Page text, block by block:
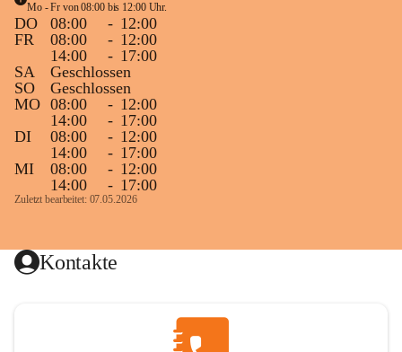
Mo - Fr von 08:00 bis 12:00 Uhr.
DO 08:00 - 12:00
FR
08:00 - 12:00
14:00
- 17:00
SA
Geschlossen
SO
Geschlossen
MO 08:00 - 12:00
14:00
- 17:00
DI
08:00 - 12:00
14:00
- 17:00
MI
08:00 - 12:00
14:00
- 17:00
Zuletzt bearbeitet: 07.05.2026
Kontakte